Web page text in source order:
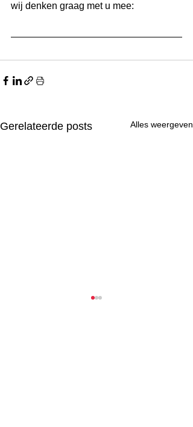
wij denken graag met u mee:
Gerelateerde posts Alles weergeven